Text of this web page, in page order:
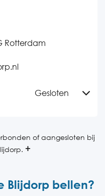
Rotterdam
Gesloten
09:00-17:00
09:00-17:00
of aangesloten bij
Blijdorp bellen?